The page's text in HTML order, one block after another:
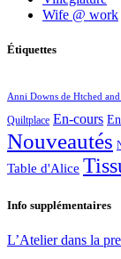
Wife @ work
Étiquettes
Anni Downs de Htched and
Quiltplace En-cours
Nouveautés
Table d'Alice
Info supplémentaires
L’Atelier dans la